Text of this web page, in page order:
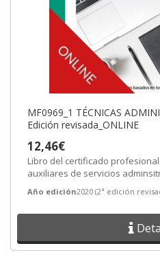
MF0969_1 TÉCNICAS
Edición revisada_ONLINE
12,46€
Libro del certificado
auxiliares de servicios
Año edición2020 (2ª edición